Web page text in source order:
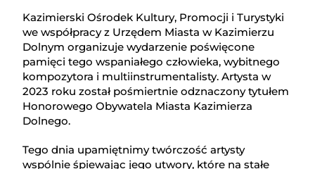
Kazimierski Ośrodek Kultury, Promocji i Turystyki
we współpracy z Urzędem Miasta w Kazimierzu
Dolnym organizuje wydarzenie poświęcone
pamięci tego wspaniałego człowieka, wybitnego
kompozytora i multiinstrumentalisty. Artysta w
2023 roku został pośmiertnie odznaczony tytułem
Honorowego Obywatela Miasta Kazimierza
Dolnego.
Tego dnia upamiętnimy twórczość artysty
wspólnie śpiewając jego utwory, które na stałe